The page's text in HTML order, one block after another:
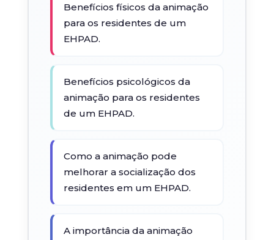
Benefícios físicos da animação
para os residentes de um
EHPAD.
Benefícios psicológicos da
animação para os residentes
de um EHPAD.
Como a animação pode
melhorar a socialização dos
residentes em um EHPAD.
A importância da animação